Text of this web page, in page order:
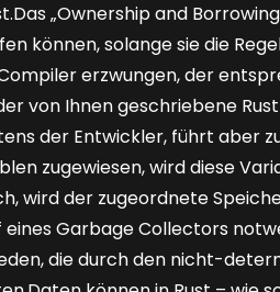
„Ownership and
können, solange sie die
erzwungen, der
von Ihnen geschriebene
der Entwickler, führt aber
zugewiesen, wird diese
wird der zugeordnete
Garbage Collectors
die durch den nicht-